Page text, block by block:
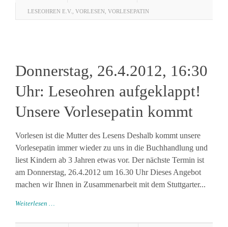
LESEOHREN E.V. VORLESEN VORLESEPATIN
Donnerstag, 26.4.2012, 16:30
Uhr: Leseohren aufgeklappt!
Unsere Vorlesepatin kommt
Vorlesen ist die Mutter des Lesens Deshalb kommt unsere
Vorlesepatin immer wieder zu uns in die Buchhandlung und
liest Kindern ab 3 Jahren etwas vor. Der nächste Termin ist
am Donnerstag, 26.4.2012 um 16.30 Uhr Dieses Angebot
machen wir Ihnen in Zusammenarbeit mit dem Stuttgarter...
Weiterlesen …